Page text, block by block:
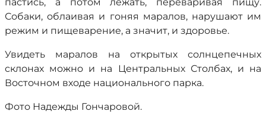
Собаки, облаивая и гоняя маралов, нарушают им
режим и пищеварение, а значит, и здоровье.
Увидеть маралов на открытых солнцепечных
склонах можно и на Центральных Столбах, и на
Восточном входе национального парка.
Фото Надежды Гончаровой.